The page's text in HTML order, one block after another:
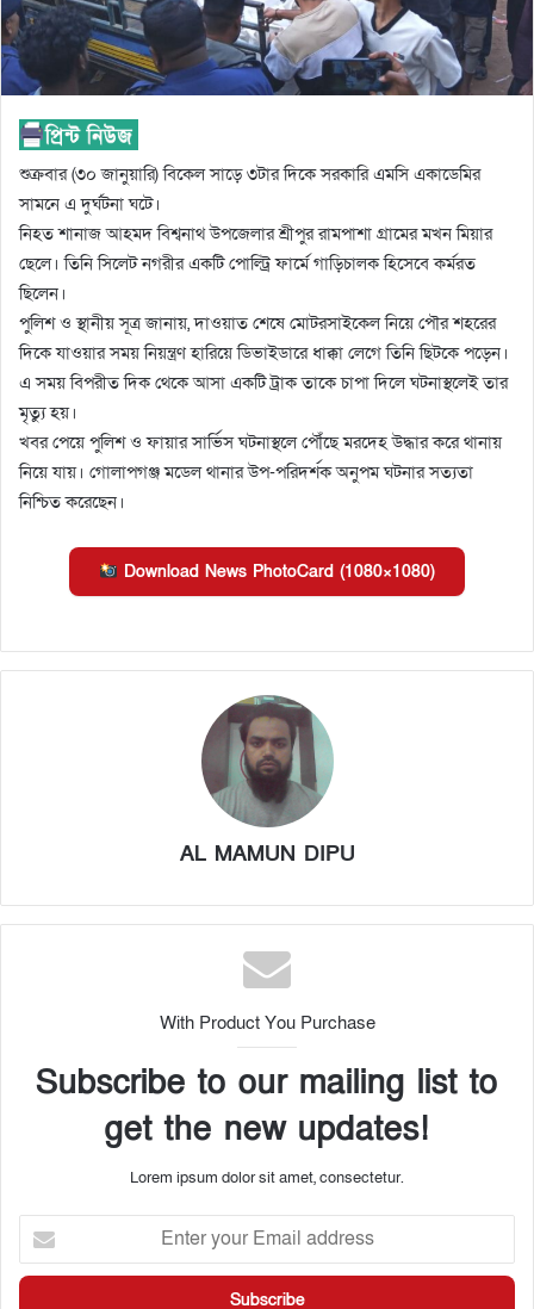
শুক্রবার (৩০ জানুয়ারি) বিকেল সাড়ে ৩টার দিকে সরকারি এমসি একাডেমির
সামনে এ দুর্ঘটনা ঘটে।
নিহত শানাজ আহমদ বিশ্বনাথ উপজেলার শ্রীপুর রামপাশা গ্রামের মখন মিয়ার
ছেলে। তিনি সিলেট নগরীর একটি পোল্ট্রি ফার্মে গাড়িচালক হিসেবে কর্মরত
ছিলেন।
পুলিশ ও স্থানীয় সূত্র জানায়, দাওয়াত শেষে মোটরসাইকেল নিয়ে পৌর শহরের
দিকে যাওয়ার সময় নিয়ন্ত্রণ হারিয়ে ডিভাইডারে ধাক্কা লেগে তিনি ছিটকে পড়েন।
এ সময় বিপরীত দিক থেকে আসা একটি ট্রাক তাকে চাপা দিলে ঘটনাস্থলেই তার
মৃত্যু হয়।
খবর পেয়ে পুলিশ ও ফায়ার সার্ভিস ঘটনাস্থলে পৌঁছে মরদেহ উদ্ধার করে থানায়
নিয়ে যায়। গোলাপগঞ্জ মডেল থানার উপ-পরিদর্শক অনুপম ঘটনার সত্যতা
নিশ্চিত করেছেন।
Download News PhotoCard (1080×1080)
AL MAMUN DIPU
With Product You Purchase
Subscribe to our mailing list to
get the new updates!
Lorem ipsum dolor sit amet, consectetur.